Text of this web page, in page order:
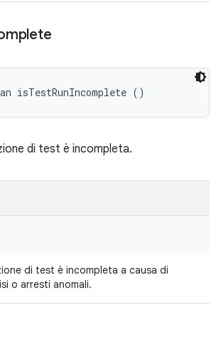
isTestRunIncomplete ()
di test è incompleta.
di test è incompleta a causa di
o arresti anomali.